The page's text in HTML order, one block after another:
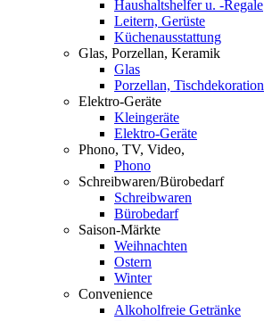
Haushaltshelfer u. -Regale
Leitern, Gerüste
Küchenausstattung
Glas, Porzellan, Keramik
Glas
Porzellan, Tischdekoration
Elektro-Geräte
Kleingeräte
Elektro-Geräte
Phono, TV, Video,
Phono
Schreibwaren/Bürobedarf
Schreibwaren
Bürobedarf
Saison-Märkte
Weihnachten
Ostern
Winter
Convenience
Alkoholfreie Getränke